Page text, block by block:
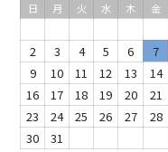
日 月 火 水 木 金
2
3 4 5 6 7
9
10 11 12 13 14
16
17 18 19 20 21
23
24 25 26 27 28
30
31